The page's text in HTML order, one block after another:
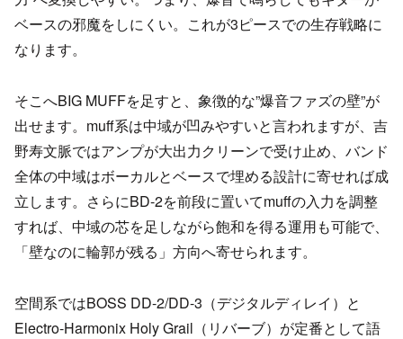
ベースの邪魔をしにくい。これが3ピースでの生存戦略に
なります。
そこへBIG MUFFを足すと、象徴的な”爆音ファズの壁”が
出せます。muff系は中域が凹みやすいと言われますが、吉
野寿文脈ではアンプが大出力クリーンで受け止め、バンド
全体の中域はボーカルとベースで埋める設計に寄せれば成
立します。さらにBD-2を前段に置いてmuffの入力を調整
すれば、中域の芯を足しながら飽和を得る運用も可能で、
「壁なのに輪郭が残る」方向へ寄せられます。
空間系ではBOSS DD-2/DD-3（デジタルディレイ）と
Electro-Harmonix Holy Grail（リバーブ）が定番として語